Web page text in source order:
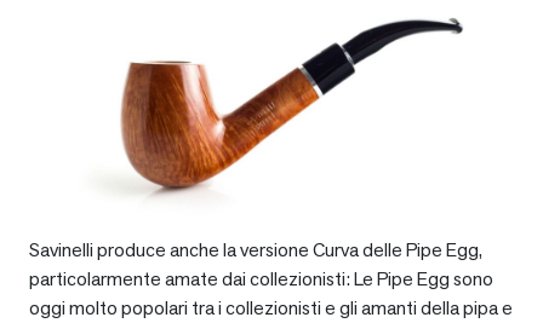
Savinelli produce anche la versione Curva delle Pipe Egg,
particolarmente amate dai collezionisti: Le Pipe Egg sono
oggi molto popolari tra i collezionisti e gli amanti della pipa e